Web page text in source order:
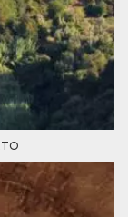
rendimiento y la
optimización de
los servicios de
procesamiento
de pagos,
facilitando el
almacenamiento
de contenidos
en el navegador
para hacer que
rápido.
2
El servicio
Cookie-